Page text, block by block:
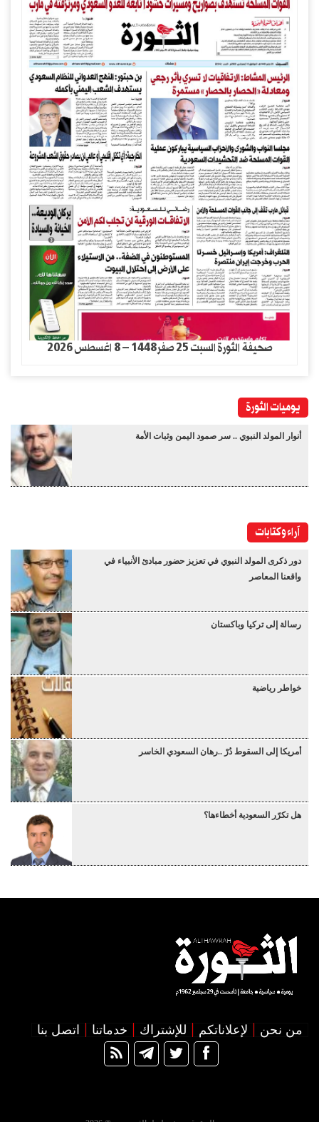
صحيفة الثورة السبت 25 صفر1448 – 8 اغسطس 2026
يوميات الثورة
أنوار المولد النبوي .. سر صمود اليمن وثبات الأمة
آراء وكتابات
دور ذكرى المولد النبوي في تعزيز حضور مبادئ الأنبياء في
واقعنا المعاصر
رسالة إلى تركيا وباكستان
خواطر رياضية
أمريكا إلى السقوط دُرْ ..رهان السعودي الخاسر
هل تكرّر السعودية أخطاءها؟
من نحن لإعلاناتكم للإشتراك خدماتنا اتصل بنا